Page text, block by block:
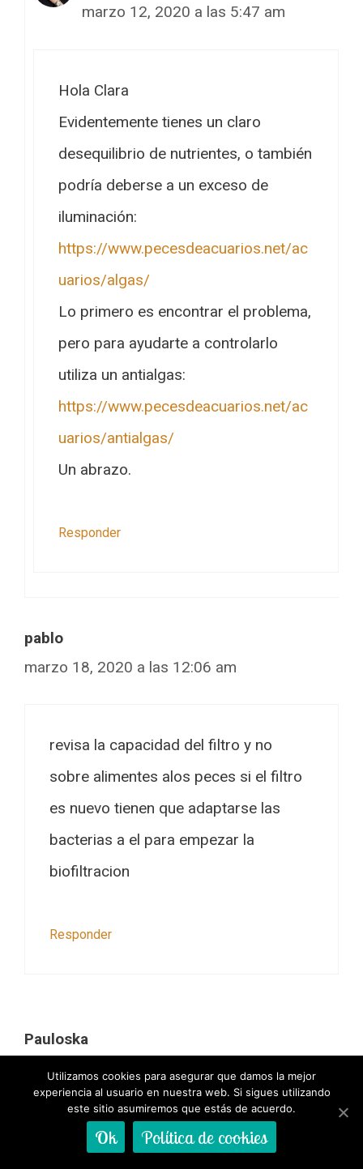
marzo 12, 2020 a las 5:47 am
Hola Clara
Evidentemente tienes un claro
desequilibrio de nutrientes, o también
podría deberse a un exceso de
iluminación:
https://www.pecesdeacuarios.net/ac
uarios/algas/
Lo primero es encontrar el problema,
pero para ayudarte a controlarlo
utiliza un antialgas:
https://www.pecesdeacuarios.net/ac
uarios/antialgas/
Un abrazo.
Responder
pablo
marzo 18, 2020 a las 12:06 am
revisa la capacidad del filtro y no
sobre alimentes alos peces si el filtro
es nuevo tienen que adaptarse las
bacterias a el para empezar la
biofiltracion
Responder
Pauloska
abril 10, 2020 a las 1:34 pm
Tengo una cria de pez carpa separado
Utilizamos cookies para asegurar que damos la mejor
experiencia al usuario en nuestra web. Si sigues utilizando
este sitio asumiremos que estás de acuerdo.
Ok Política de cookies